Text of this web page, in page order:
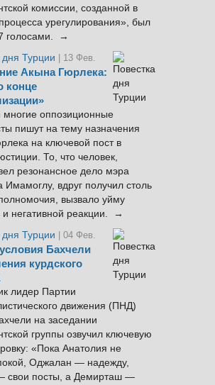
комиссии, созданной в
урегулирования», был
голосами. →
дня Турции
| 13 Фев.
Акына Гюрлека:
конце
многие оппозиционные
пишут на тему назначения
на ключевой пост в
То, что человек,
резонансное дело мэра
Имамоглу, вдруг получил столь
вызвало уйму
и негативной реакции. →
дня Турции
| 04 Фев.
Бахчели
курдского
лидер Партии
движения (ПНД)
на заседании
группы озвучил ключевую
«Пока Анатолия не
Оджалан — надежду,
свои посты, а Демирташ —